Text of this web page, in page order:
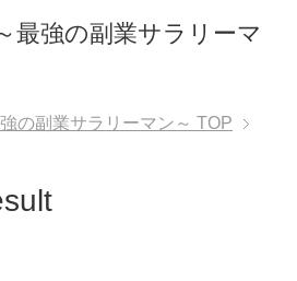
強の副業サラリーマ
の副業サラリーマン～ TOP